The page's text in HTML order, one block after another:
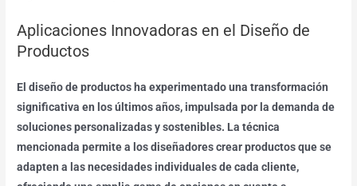
Aplicaciones Innovadoras en el Diseño de
Productos
El diseño de productos ha experimentado una transformación
significativa en los últimos años, impulsada por la demanda de
soluciones personalizadas y sostenibles. La técnica
mencionada permite a los diseñadores crear productos que se
adapten a las necesidades individuales de cada cliente,